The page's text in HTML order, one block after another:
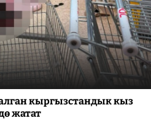
кыргызстандык кыз
жатат